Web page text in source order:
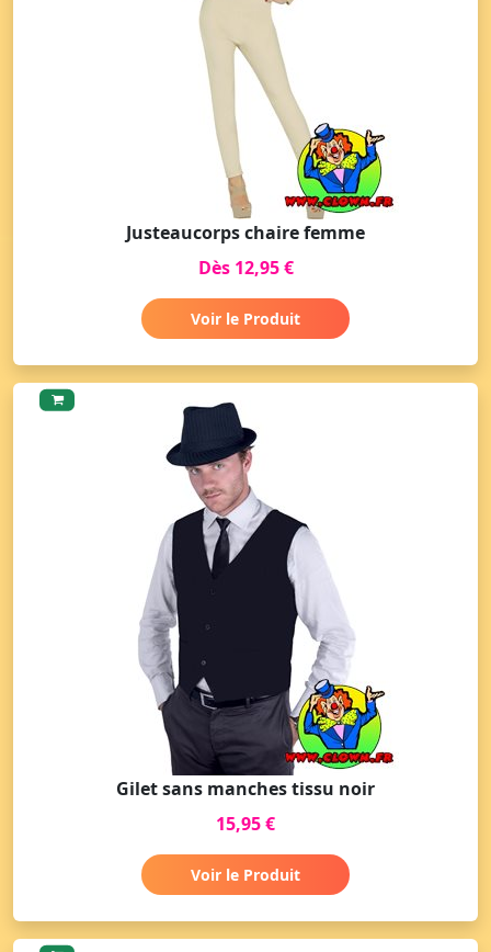
Justeaucorps chaire femme
Dès 12,95 €
Voir le Produit
Gilet sans manches tissu noir
15,95 €
Voir le Produit